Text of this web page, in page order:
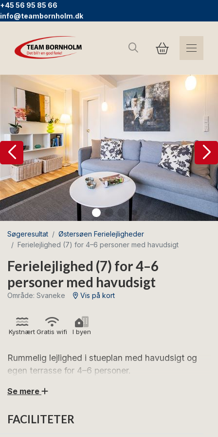
+45 56 95 85 66
info@teambornholm.dk
Søg
Søgeresultat
Østersøen Ferielejligheder
Ferielejlighed (7) for 4–6 personer med havudsigt
Ferielejlighed (7) for 4–6
personer med havudsigt
Område: Svaneke Vis på kort
KystnærtGratis wifi I byen
Rummelig lejlighed i stueplan med havudsigt og
egen terrasse for 4–6 personer.
Glæd dig til afslappende feriedage i denne hyggelige
Se mere
FACILITETER